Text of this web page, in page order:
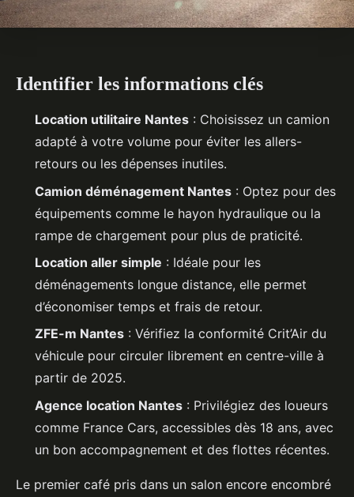
Identifier les informations clés
Location utilitaire Nantes : Choisissez un camion
adapté à votre volume pour éviter les allers-
retours ou les dépenses inutiles.
Camion déménagement Nantes : Optez pour des
équipements comme le hayon hydraulique ou la
rampe de chargement pour plus de praticité.
Location aller simple : Idéale pour les
déménagements longue distance, elle permet
d’économiser temps et frais de retour.
ZFE-m Nantes : Vérifiez la conformité Crit’Air du
véhicule pour circuler librement en centre-ville à
partir de 2025.
Agence location Nantes : Privilégiez des loueurs
comme France Cars, accessibles dès 18 ans, avec
un bon accompagnement et des flottes récentes.
Le premier café pris dans un salon encore encombré